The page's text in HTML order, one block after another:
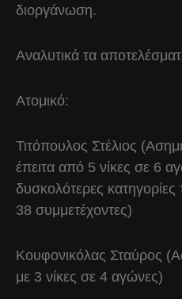
διοργάνωση.
Αναλυτικά τα
Ατομικό:
Τιτόπουλος Στέλιος
έπειτα από 5 νίκες σε 6
δυσκολότερες
38 συμμετέχοντες)
Κουφονικόλας Σταύρος
με 3 νίκες σε 4 αγώνες)